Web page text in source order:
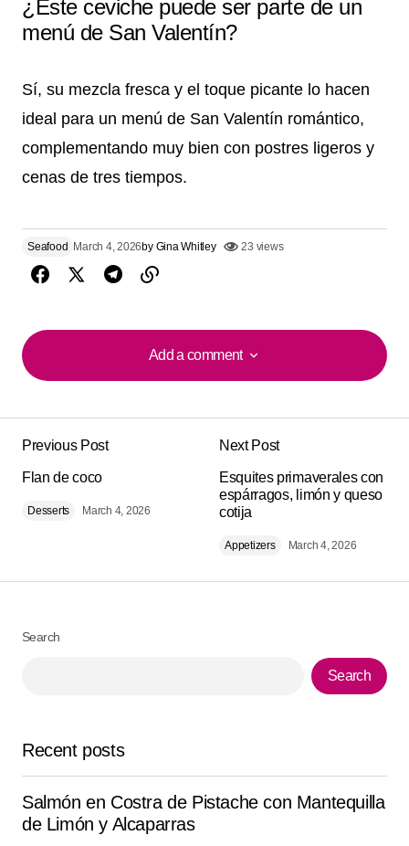
¿Este ceviche puede ser parte de un
menú de San Valentín?
Sí, su mezcla fresca y el toque picante lo hacen
ideal para un menú de San Valentín romántico,
complementando muy bien con postres ligeros y
cenas de tres tiempos.
Seafood March 4, 2026by Gina Whitley 23 views
Add a comment
Add a comment
Required fields are marked*
Your Name
Save my name, email, and website in this browser for
the next time I comment.
Submit Comment
Previous Post
Flan de coco
Desserts March 4, 2026
Next Post
Esquites primaverales con
espárragos, limón y queso
cotija
Appetizers March 4, 2026
Search
Search
Recent posts
Salmón en Costra de Pistache con Mantequilla
de Limón y Alcaparras